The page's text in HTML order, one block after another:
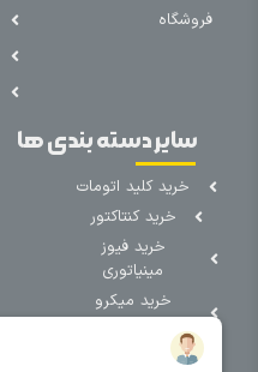
فروشگاه
سایر دسته بندی ها
خرید کلید اتومات
خرید کنتاکتور
خرید فیوز
مینیاتوری
خرید میکرو